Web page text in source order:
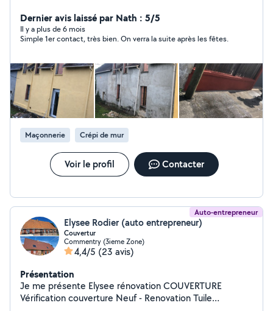
Dernier avis laissé par Nath : 5/5
Il y a plus de 6 mois
Simple 1er contact, très bien. On verra la suite après les fêtes.
Maçonnerie Crépi de mur
Voir le profil Contacter
Auto-entrepreneur
Elysee Rodier (auto entrepreneur)
Couvertur
Commentry (3ieme Zone)
4,4/5 (23 avis)
Présentation
Je me présente Elysee rénovation COUVERTURE
Vérification couverture Neuf - Renovation Tuile